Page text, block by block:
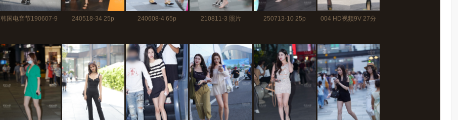
韩国电音节190607-9 240518-34 25p 240608-4 65p 210811-3 照片 250713-10 25p 004 HD视频9V 27分